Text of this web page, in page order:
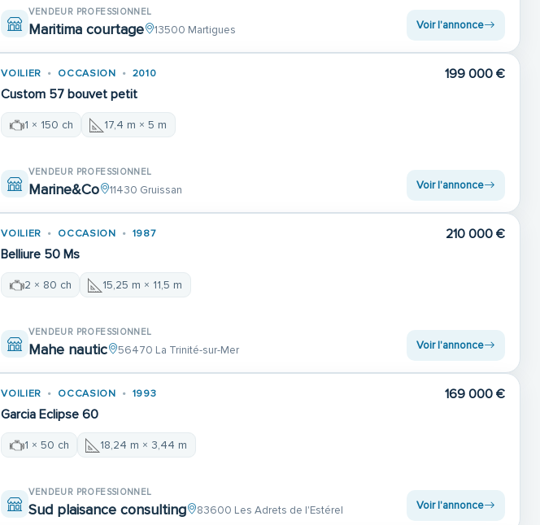
VENDEUR PROFESSIONNEL
Maritima courtage 13500 Martigues Voir l'annonce
VOILIER OCCASION 2010
Custom 57 bouvet petit
199 000 €
1 × 150 ch 17,4 m × 5 m
VENDEUR PROFESSIONNEL
Marine&Co 11430 Gruissan Voir l'annonce
VOILIER OCCASION 1987
Belliure 50 Ms
210 000 €
2 × 80 ch 15,25 m × 11,5 m
VENDEUR PROFESSIONNEL
Mahe nautic 56470 La Trinité-sur-Mer Voir l'annonce
VOILIER OCCASION 1993
Garcia Eclipse 60
169 000 €
1 × 50 ch 18,24 m × 3,44 m
VENDEUR PROFESSIONNEL
Sud plaisance consulting 83600 Les Adrets de l'Estérel Voir l'annonce